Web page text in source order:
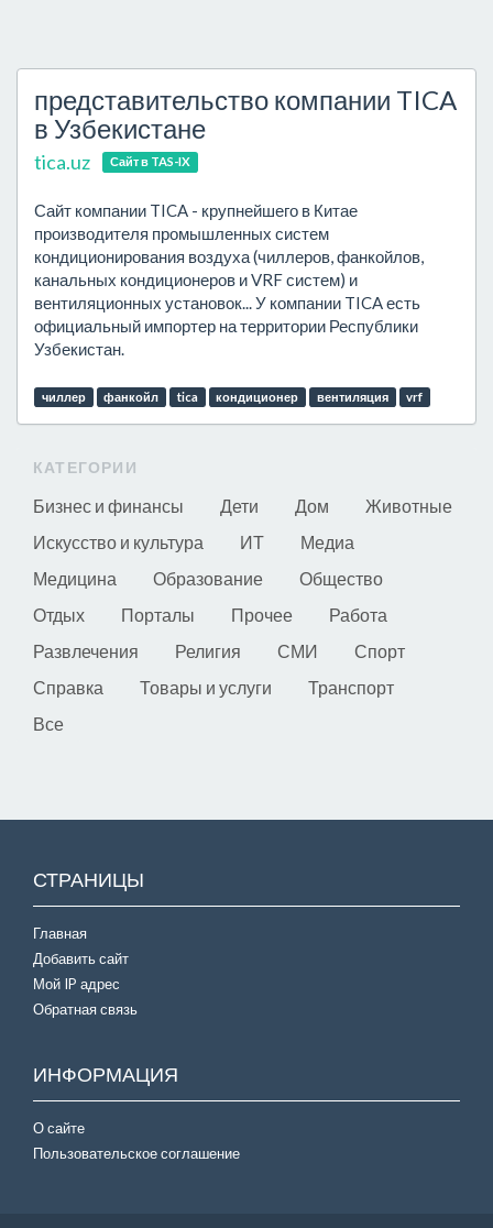
представительство компании TICA
в Узбекистане
tica.uz Сайт в TAS-IX
Сайт компании TICA - крупнейшего в Китае
производителя промышленных систем
кондиционирования воздуха (чиллеров, фанкойлов,
канальных кондиционеров и VRF систем) и
вентиляционных установок... У компании TICA есть
официальный импортер на территории Республики
Узбекистан.
чиллер фанкойл tica кондиционер вентиляция vrf
КАТЕГОРИИ
Бизнес и финансы Дети Дом
Животные
Искусство и культура
ИТ
Медиа
Медицина
Образование
Общество
Отдых
Порталы Прочее
Работа
Развлечения
Религия СМИ
Спорт
Справка
Товары и услуги
Транспорт
Все
СТРАНИЦЫ
Главная
Добавить сайт
Мой IP адрес
Обратная связь
ИНФОРМАЦИЯ
О сайте
Пользовательское соглашение